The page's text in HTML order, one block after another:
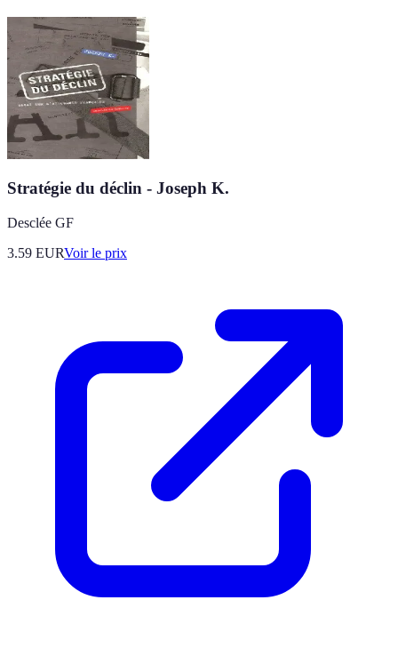
Stratégie du déclin - Joseph K.
Desclée GF
3.59 EURVoir le prix